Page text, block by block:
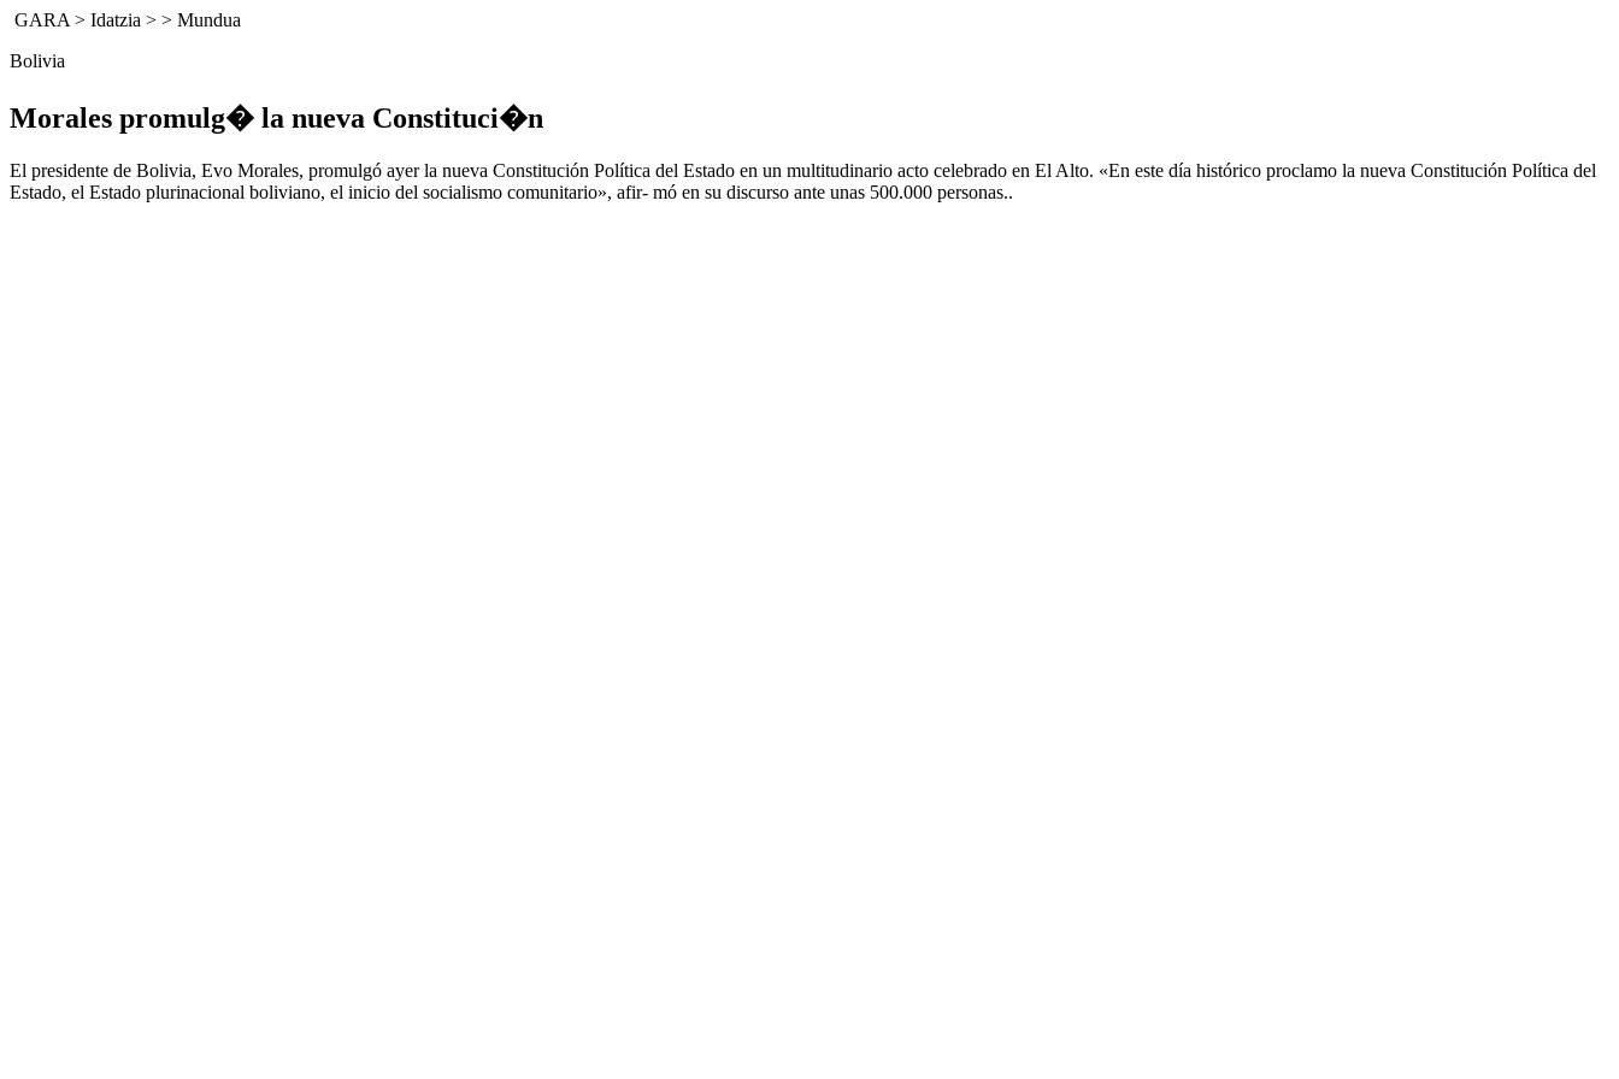
GARA > Idatzia > > Mundua
Bolivia
Morales promulg� la nueva Constituci�n
El presidente de Bolivia, Evo Morales, promulgó ayer la nueva Constitución Política del Estado en un multitudinario acto celebrado en El Alto. «En este día histórico proclamo la nueva Constitución Política del
Estado, el Estado plurinacional boliviano, el inicio del socialismo comunitario», afir- mó en su discurso ante unas 500.000 personas..